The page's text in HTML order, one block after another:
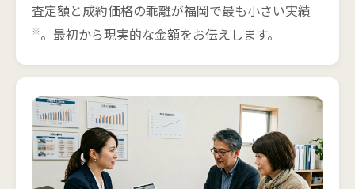
査定額と成約価格の乖離が福岡で最も小さい実績
※。最初から現実的な金額をお伝えします。